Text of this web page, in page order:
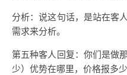
分析：说这句话，是站在客
需求来分析。
第五种客人回复：你们是做
少）优势在哪里，价格报多少